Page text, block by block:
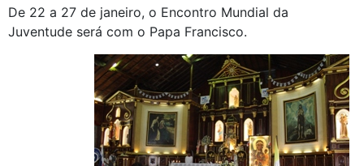
De 22 a 27 de janeiro, o Encontro Mundial da
Juventude será com o Papa Francisco.